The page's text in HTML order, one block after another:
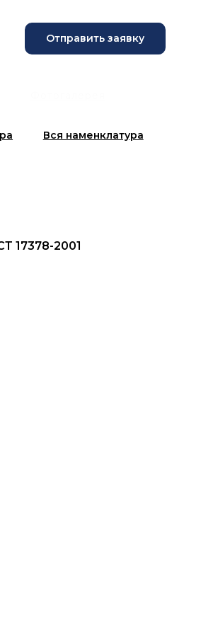
Отправить заявку
Вся наменклатура
17378-2001